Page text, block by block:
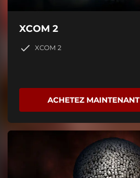
XCOM 2
XCOM 2
ACHETEZ MAINTENANT